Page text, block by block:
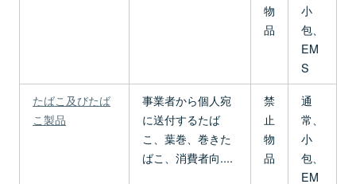
物
品
小
包、
EM
S
たばこ及びたば
こ製品
事業者から個人宛
に送付するたば
こ、葉巻、巻きた
ばこ、消費者向....
禁
止
物
品
通
常、
小
包、
EM